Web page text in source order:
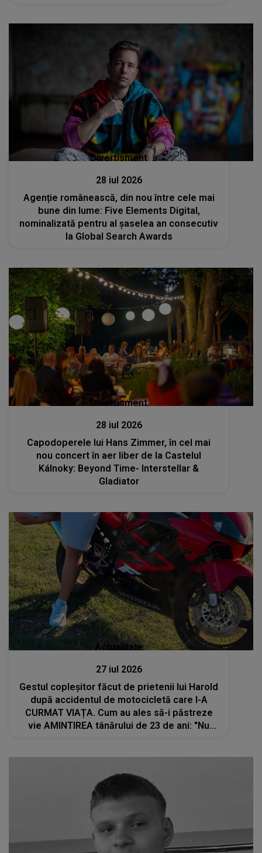
Divertisment
28 iul 2026
Agenție românească, din nou între cele mai
bune din lume: Five Elements Digital,
nominalizată pentru al șaselea an consecutiv
la Global Search Awards
Divertisment
28 iul 2026
Capodoperele lui Hans Zimmer, în cel mai
nou concert în aer liber de la Castelul
Kálnoky: Beyond Time- Interstellar &
Gladiator
Actualitate
27 iul 2026
Gestul copleșitor făcut de prietenii lui Harold
după accidentul de motocicletă care I-A
CURMAT VIAȚA. Cum au ales să-i păstreze
vie AMINTIREA tânărului de 23 de ani: "Nu